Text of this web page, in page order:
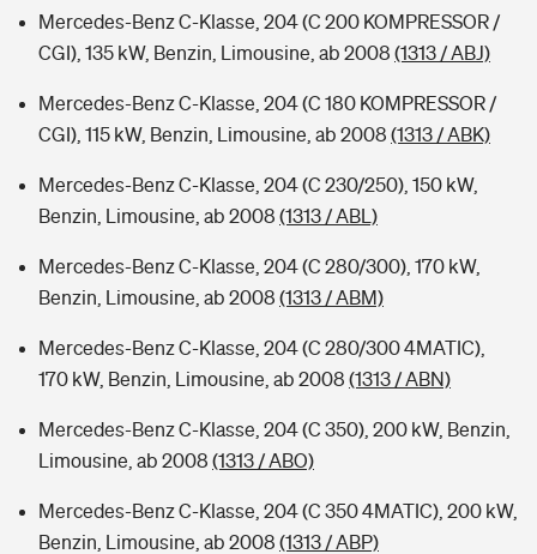
Mercedes-Benz C-Klasse, 204 (C 200 KOMPRESSOR /
CGI), 135 kW, Benzin, Limousine, ab 2008 (1313 / ABJ)
Mercedes-Benz C-Klasse, 204 (C 180 KOMPRESSOR /
CGI), 115 kW, Benzin, Limousine, ab 2008 (1313 / ABK)
Mercedes-Benz C-Klasse, 204 (C 230/250), 150 kW,
Benzin, Limousine, ab 2008 (1313 / ABL)
Mercedes-Benz C-Klasse, 204 (C 280/300), 170 kW,
Benzin, Limousine, ab 2008 (1313 / ABM)
Mercedes-Benz C-Klasse, 204 (C 280/300 4MATIC),
170 kW, Benzin, Limousine, ab 2008 (1313 / ABN)
Mercedes-Benz C-Klasse, 204 (C 350), 200 kW, Benzin,
Limousine, ab 2008 (1313 / ABO)
Mercedes-Benz C-Klasse, 204 (C 350 4MATIC), 200 kW,
Benzin, Limousine, ab 2008 (1313 / ABP)